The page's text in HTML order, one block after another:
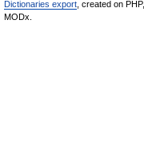
Dictionaries export , created on PHP,
MODx.